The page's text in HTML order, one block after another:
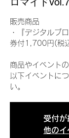
販売商品
・『デジタルブ
券付1,700円(税
商品やイベント
以下イベントに
い。
受付が
他のイ